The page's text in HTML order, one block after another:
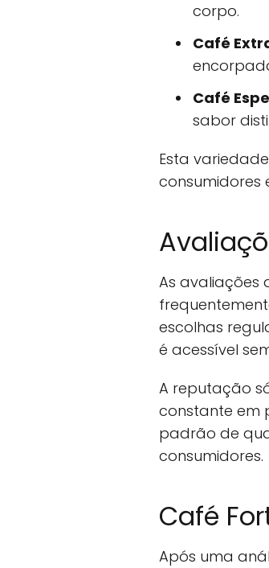
corpo.
Café
Café
sabor
Esta
consumidores
As avaliações
escolhas
é acessível
A reputação
constante em
padrão de
consumidores.
Café
Após uma